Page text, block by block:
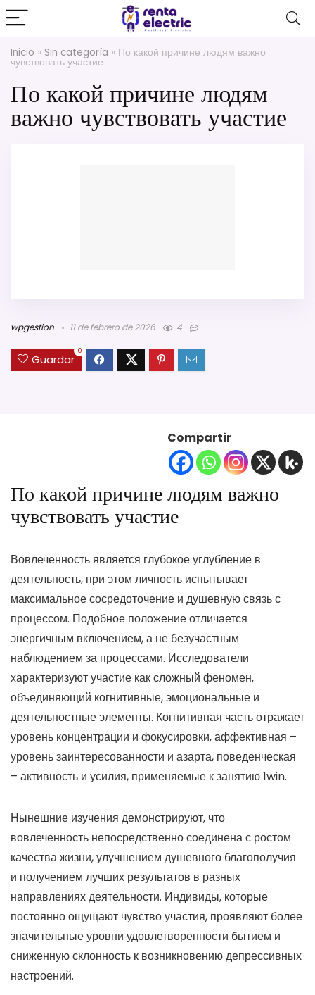
Inicio » Sin categoría » По какой причине людям важно
чувствовать участие
По какой причине людям
важно чувствовать участие
wpgestion 11 de febrero de 2026 4
Guardar
0
Compartir
По какой причине людям важно
чувствовать участие
Вовлеченность является глубокое углубление в
деятельность, при этом личность испытывает
максимальное сосредоточение и душевную связь с
процессом. Подобное положение отличается
энергичным включением, а не безучастным
наблюдением за процессами. Исследователи
характеризуют участие как сложный феномен,
объединяющий когнитивные, эмоциональные и
деятельностные элементы. Когнитивная часть отражает
уровень концентрации и фокусировки, аффективная –
уровень заинтересованности и азарта, поведенческая
– активность и усилия, применяемые к занятию 1win.
Нынешние изучения демонстрируют, что
вовлеченность непосредственно соединена с ростом
качества жизни, улучшением душевного благополучия
и получением лучших результатов в разных
направлениях деятельности. Индивиды, которые
постоянно ощущают чувство участия, проявляют более
значительные уровни удовлетворенности бытием и
сниженную склонность к возникновению депрессивных
настроений.